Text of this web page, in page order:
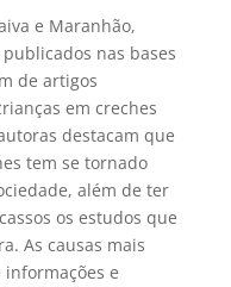
e Maranhão,
nas bases
de artigos
em creches
destacam que
tem se tornado
além de ter
os estudos que
As causas mais
e